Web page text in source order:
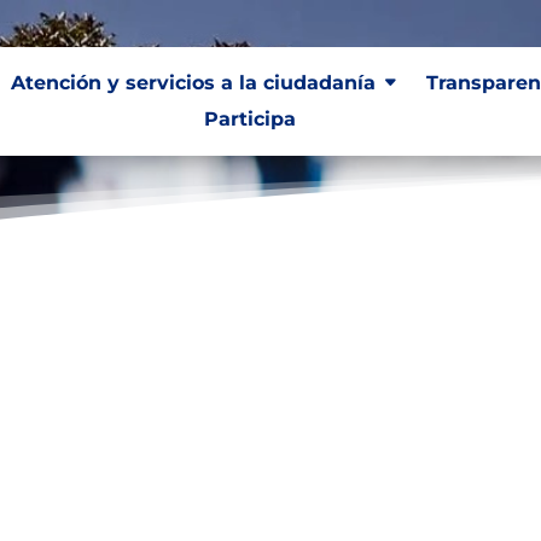
Atención y servicios a la ciudadanía
Participa